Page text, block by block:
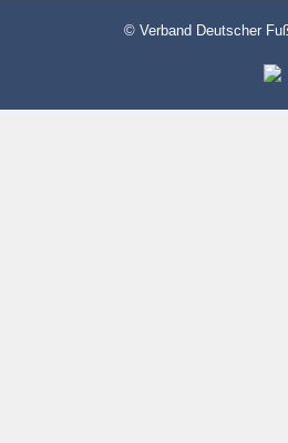
© Verband Deutscher